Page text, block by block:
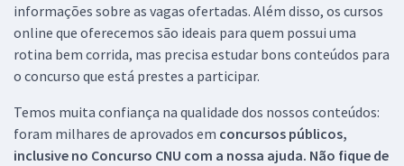
informações sobre as vagas ofertadas. Além disso, os cursos
online que oferecemos são ideais para quem possui uma
rotina bem corrida, mas precisa estudar bons conteúdos para
o concurso que está prestes a participar.
Temos muita confiança na qualidade dos nossos conteúdos:
foram milhares de aprovados em concursos públicos,
inclusive no Concurso CNU com a nossa ajuda. Não fique de